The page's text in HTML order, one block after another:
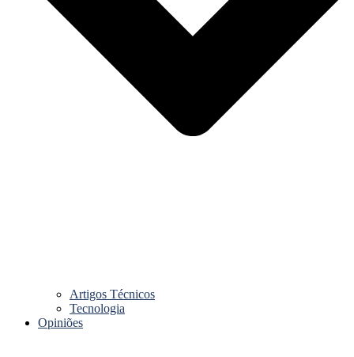
Artigos Técnicos
Tecnologia
Opiniões